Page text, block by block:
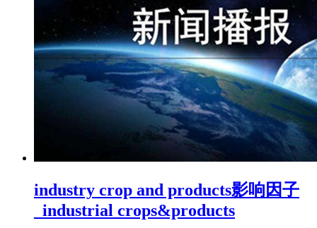
industry crop and products影响因子
_industrial crops&products